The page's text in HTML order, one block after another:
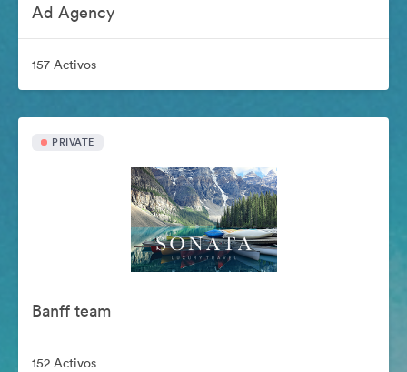
Ad Agency
157 Activos
PRIVATE
Banff team
152 Activos